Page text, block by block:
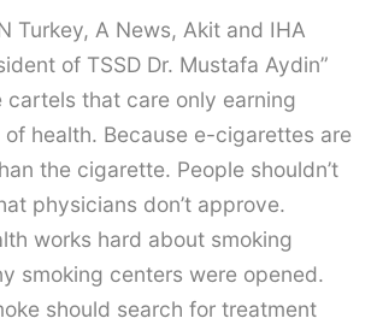
Turkey, A News, Akit and IHA
of TSSD Dr. Mustafa Aydin”
cartels that care only earning
health. Because e-cigarettes are
the cigarette. People shouldn’t
physicians don’t approve.
works hard about smoking
smoking centers were opened.
should search for treatment